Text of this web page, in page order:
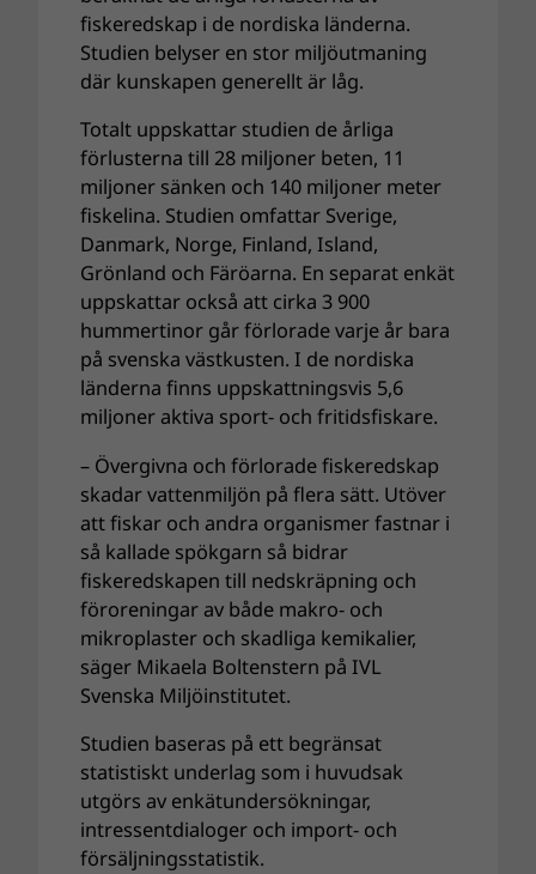
fiskeredskap i de nordiska länderna.
Studien belyser en stor miljöutmaning
där kunskapen generellt är låg.
Totalt uppskattar studien de årliga
förlusterna till 28 miljoner beten, 11
miljoner sänken och 140 miljoner meter
fiskelina. Studien omfattar Sverige,
Danmark, Norge, Finland, Island,
Grönland och Färöarna. En separat enkät
uppskattar också att cirka 3 900
hummertinor går förlorade varje år bara
på svenska västkusten. I de nordiska
länderna finns uppskattningsvis 5,6
miljoner aktiva sport- och fritidsfiskare.
– Övergivna och förlorade fiskeredskap
skadar vattenmiljön på flera sätt. Utöver
att fiskar och andra organismer fastnar i
så kallade spökgarn så bidrar
fiskeredskapen till nedskräpning och
föroreningar av både makro- och
mikroplaster och skadliga kemikalier,
säger Mikaela Boltenstern på IVL
Svenska Miljöinstitutet.
Studien baseras på ett begränsat
statistiskt underlag som i huvudsak
utgörs av enkätundersökningar,
intressentdialoger och import- och
försäljningsstatistik.